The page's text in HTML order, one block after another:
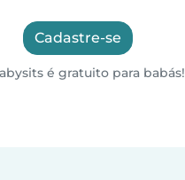
Cadastre-se
é gratuito para babás!